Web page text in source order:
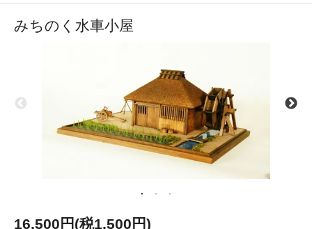
みちのく水車小屋
16,500円(税1,500円)